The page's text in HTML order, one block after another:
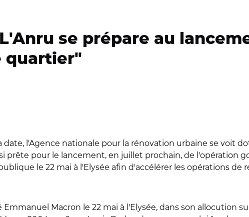
L'Anru se prépare au
quartier"
l'Agence nationale pour la rénovation urbaine se voit
prête pour le lancement, en juillet prochain, de l'opération
le 22 mai à l'Elysée afin d'accélérer les opérations de
Macron le 22 mai à l'Elysée, dans son allocution